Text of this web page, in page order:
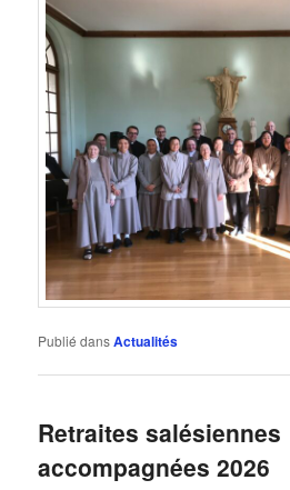
Publié dansActualités
Retraites salésiennes
accompagnées 2026